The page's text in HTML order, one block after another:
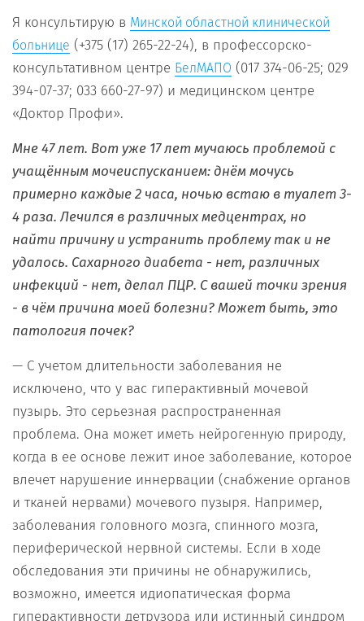
Я консультирую в Минской областной клинической
больнице (+375 (17) 265-22-24), в профессорско-
консультативном центре БелМАПО (017 374-06-25; 029
394-07-37; 033 660-27-97) и медицинском центре
«Доктор Профи».
Мне 47 лет. Вот уже 17 лет мучаюсь проблемой с
учащённым мочеиспусканием: днём мочусь
примерно каждые 2 часа, ночью встаю в туалет 3-
4 раза. Лечился в различных медцентрах, но
найти причину и устранить проблему так и не
удалось. Сахарного диабета - нет, различных
инфекций - нет, делал ПЦР. С вашей точки зрения
- в чём причина моей болезни? Может быть, это
патология почек?
— С учетом длительности заболевания не
исключено, что у вас гиперактивный мочевой
пузырь. Это серьезная распространенная
проблема. Она может иметь нейрогенную природу,
когда в ее основе лежит иное заболевание, которое
влечет нарушение иннервации (снабжение органов
и тканей нервами) мочевого пузыря. Например,
заболевания головного мозга, спинного мозга,
периферической нервной системы. Если в ходе
обследования эти причины не обнаружились,
возможно, имеется идиопатическая форма
гиперактивности детрузора или истинный синдром